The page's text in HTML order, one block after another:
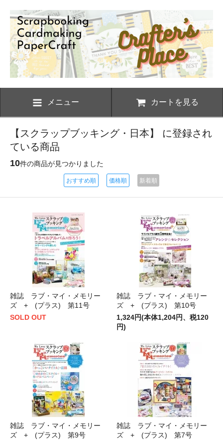
メニュー カートを見る
【スクラップブッキング・日本】 に登録され
ている商品
10件の商品が見つかりました
おすすめ順 価格順 新着順
雑誌 ラブ・マイ・メモリー
ズ + (プラス) 第11号
SOLD OUT
雑誌 ラブ・マイ・メモリー
ズ + (プラス) 第10号
1,324円(本体1,204円、税120
円)
雑誌 ラブ・マイ・メモリー
ズ + (プラス) 第9号
雑誌 ラブ・マイ・メモリー
ズ + (プラス) 第7号